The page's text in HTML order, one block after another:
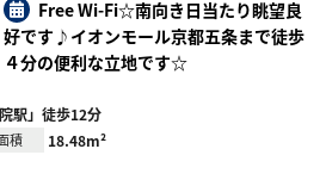
録
Free Wi-Fi☆南向き日当たり眺望良
好です♪イオンモール京都五条まで徒歩
４分の便利な立地です☆
駅」徒歩12分
積 18.48m²